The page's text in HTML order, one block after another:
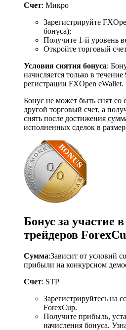
Счет: Микро
Зарегистрируйте
бонуса);
Получите 1-й уровень
Откройте торговый
Условия снятия бонуса:
начисляется только в
регистрации FXOpen eWallet.
Бонус не может быть снят со
другой торговый счет, а
снять после достижения
исполненных сделок в
Бонус за участие
трейдеров
Сумма:Зависит от условий
прибыли на конкурсном
Счет: STP
Зарегистрируйтесь на
ForexCup.
Получите прибыль,
начисления бонуса.